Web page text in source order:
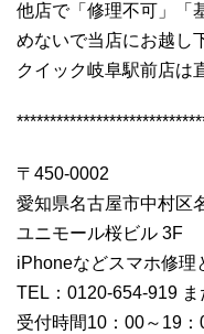
他店で「修理不可」「
めないで当店にお越し
クイック岐阜駅前店は
〒450-0002
愛知県名古屋市中村区
ユニモール桜ビル 3F
iPhoneなどスマホ修理
TEL：0120-654-919
受付時間10：00～19：